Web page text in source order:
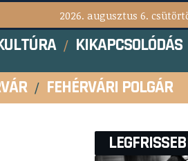
2026. augusztus 6.
KIKAPCSOLÓDÁS
FEHÉRVÁRI POLGÁR